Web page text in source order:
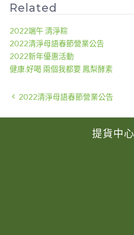
Related
2022端午 清淨粽
2022清淨母語春節營業公告
2022新年優惠活動
健康.好喝 兩個我都要 鳳梨酵素
2022清淨母語春節營業公告
提貨中心